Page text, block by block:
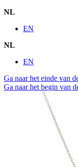
NL
EN
NL
EN
Ga naar het einde van
Ga naar het begin van